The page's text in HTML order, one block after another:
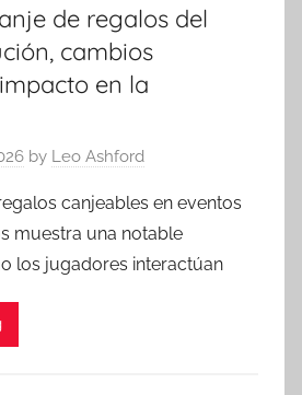
de regalos del
cambios
en la
by Leo Ashford
canjeables en eventos
muestra una notable
los jugadores interactúan